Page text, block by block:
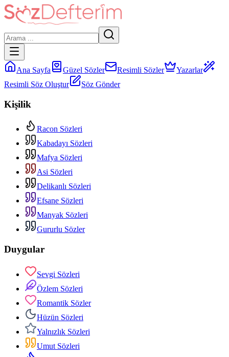
Ana Sayfa Güzel Sözler Resimli Sözler
Yazarlar
Resimli Söz Oluştur
Söz Gönder
Kişilik
Racon Sözleri
Kabadayı Sözleri
Mafya Sözleri
Asi Sözleri
Delikanlı Sözleri
Efsane Sözleri
Manyak Sözleri
Gururlu Sözler
Duygular
Sevgi Sözleri
Özlem Sözleri
Romantik Sözler
Hüzün Sözleri
Yalnızlık Sözleri
Umut Sözleri